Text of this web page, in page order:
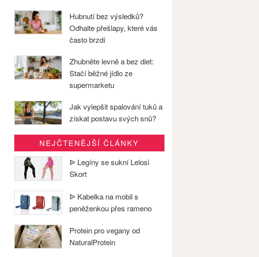
Hubnutí bez výsledků?
Odhalte přešlapy, které vás
často brzdí
Zhubněte levně a bez diet:
Stačí běžné jídlo ze
supermarketu
Jak vylepšit spalování tuků a
získat postavu svých snů?
NEJČTENĚJŠÍ ČLÁNKY
ᐉ Legíny se sukní Lelosi
Skort
ᐉ Kabelka na mobil s
peněženkou přes rameno
Protein pro vegany od
NaturalProtein